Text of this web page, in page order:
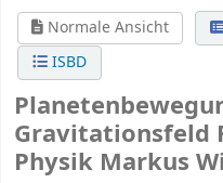
Normale Ansicht
ISBD
Gravitationsfeld
Physik Markus